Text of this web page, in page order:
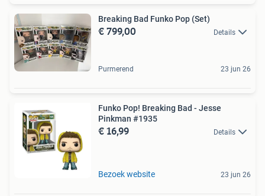
Breaking Bad Funko Pop (Set)
€ 799,00 Details
Purmerend 23 jun 26
Funko Pop! Breaking Bad - Jesse
Pinkman #1935
€ 16,99 Details
Bezoek website 23 jun 26